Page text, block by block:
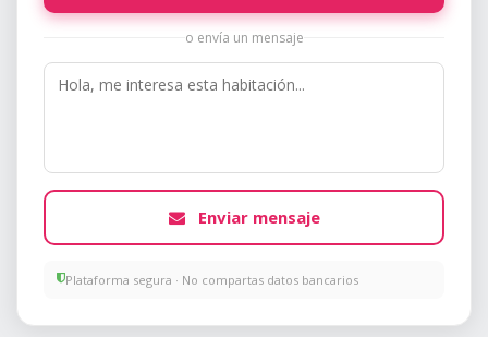
o envía un mensaje
Enviar mensaje
Plataforma segura · No compartas datos bancarios